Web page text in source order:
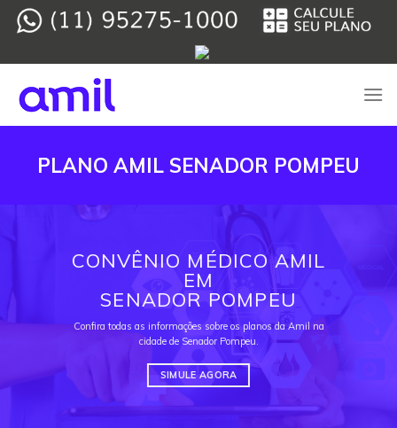
Skip
PLANO AMIL SENADOR POMPEU
CONVÊNIO MÉDICO AMIL
EM
SENADOR POMPEU
Confira todas as informações sobre os planos da Amil na
cidade de Senador Pompeu.
SIMULE AGORA